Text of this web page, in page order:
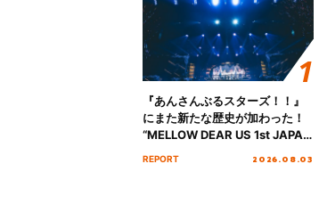
『あんさんぶるスターズ！！』
にまた新たな歴史が加わった！
“MELLOW DEAR US 1st JAPAN
REPORT 2026.08.03